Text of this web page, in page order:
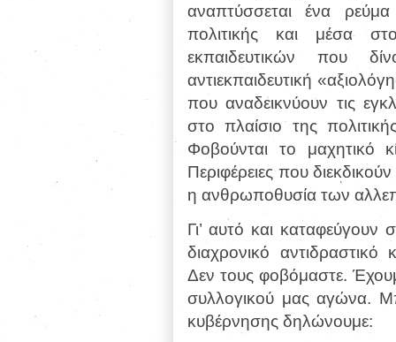
αναπτύσσεται ένα
πολιτικής και μέσα
εκπαιδευτικών που
αντιεκπαιδευτική
που αναδεικνύουν τις
στο πλαίσιο της
Φοβούνται το μαχητικό
Περιφέρειες που
η ανθρωποθυσία των
Γι’ αυτό και
διαχρονικό
Δεν τους φοβόμαστε.
συλλογικού μας αγώνα.
κυβέρνησης δηλώνουμε: